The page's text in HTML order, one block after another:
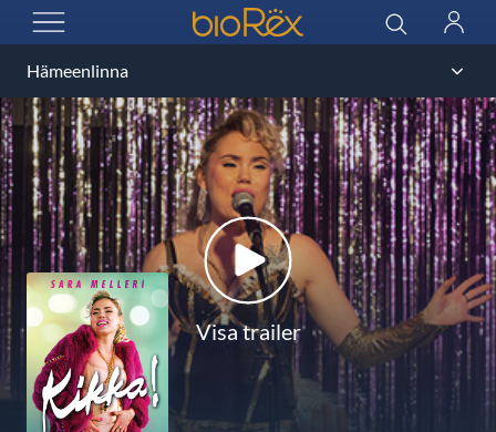
ÖPPNA MENYN
BioRex Cinemas Sök
Logga
Visa trailer